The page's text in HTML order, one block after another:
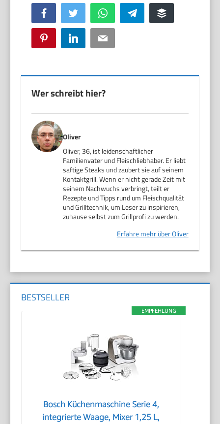
Facebook Twitter WhatsApp Telegram Buffer
Pinterest LinkedIn Email
Wer schreibt hier?
Oliver
Oliver, 36, ist leidenschaftlicher
Familienvater und Fleischliebhaber. Er liebt
saftige Steaks und zaubert sie auf seinem
Kontaktgrill. Wenn er nicht gerade Zeit mit
seinem Nachwuchs verbringt, teilt er
Rezepte und Tipps rund um Fleischqualität
und Grilltechnik, um Leser zu inspirieren,
zuhause selbst zum Grillprofi zu werden.
Erfahre mehr über Oliver
BESTSELLER
EMPFEHLUNG
Bosch Küchenmaschine Serie 4,
integrierte Waage, Mixer 1,25 L,